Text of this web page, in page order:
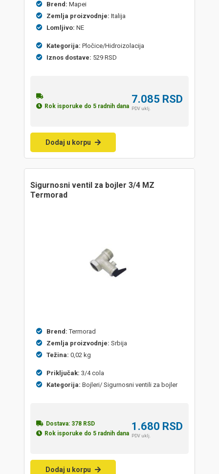
Brend: Mapei
Zemlja proizvodnje: Italija
Lomljivo: NE
Kategorija: Pločice/Hidroizolacija
Iznos dostave: 529 RSD
Rok isporuke do 5 radnih dana
7.085 RSD
PDV uklj.
Dodaj u korpu
Sigurnosni ventil za bojler 3/4 MZ
Termorad
Brend: Termorad
Zemlja proizvodnje: Srbija
Težina: 0,02 kg
Priključak: 3/4 cola
Kategorija: Bojleri/ Sigurnosni ventili za bojler
Dostava: 378 RSD
Rok isporuke do 5 radnih dana
1.680 RSD
PDV uklj.
Dodaj u korpu